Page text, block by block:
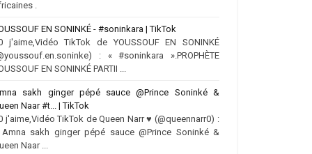
.
EN SONINKÉ - #soninkara | TikTok
j'aime,Vidéo TikTok de YOUSSOUF EN SONINKÉ
: « #soninkara ».PROPHÈTE
EN SONINKÉ PARTII ...
sakh ginger pépé sauce @Prince Soninké &
Naar #t... | TikTok
j'aime,Vidéo TikTok de Queen Narr ♥️ (@queennarr0) :
sakh ginger pépé sauce @Prince Soninké &
Naar ...